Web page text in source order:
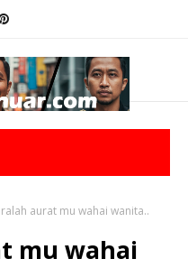
aurat mu wahai wanita..
mu wahai